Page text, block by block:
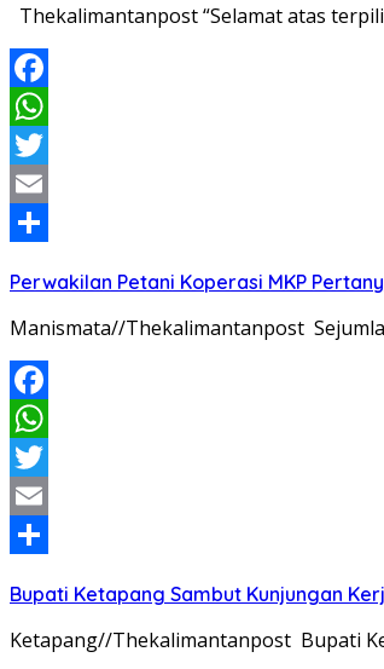
Thekalimantanpost “Selamat atas
Facebook
WhatsApp
Twitter
Email
Perwakilan Petani Koperasi MKP
Manismata//Thekalimantanpost
Facebook
WhatsApp
Twitter
Email
Bupati Ketapang Sambut Kunjungan
Ketapang//Thekalimantanpost Bupati